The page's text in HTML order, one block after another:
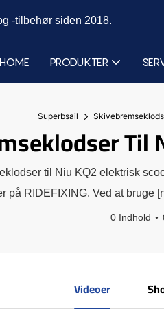
-tilbehør siden 2018.
HOME PRODUKTER
Superbsail
Til
til Niu KQ2 elektrisk
på RIDEFIXING. Ved at bruge
0 Indhold
Videoer